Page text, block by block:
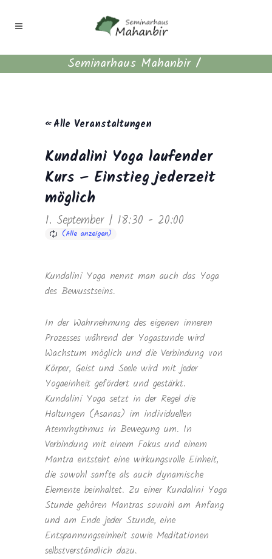
Seminarhaus Mahanbir/
« Alle Veranstaltungen
Kundalini Yoga laufender
Kurs – Einstieg jederzeit
möglich
1. September | 18:30 - 20:00
Kundalini Yoga nennt man auch das Yoga
des Bewusstseins.
In der Wahrnehmung des eigenen inneren
Prozesses während der Yogastunde wird
Wachstum möglich und die Verbindung von
Körper, Geist und Seele wird mit jeder
Yogaeinheit gefördert und gestärkt.
Kundalini Yoga setzt in der Regel die
Haltungen (Asanas) im individuellen
Atemrhythmus in Bewegung um. In
Verbindung mit einem Fokus und einem
Mantra entsteht eine wirkungsvolle Einheit,
die sowohl sanfte als auch dynamische
Elemente beinhaltet. Zu einer Kundalini Yoga
Stunde gehören Mantras sowohl am Anfang
und am Ende jeder Stunde, eine
Entspannungseinheit sowie Meditationen
selbstverständlich dazu.